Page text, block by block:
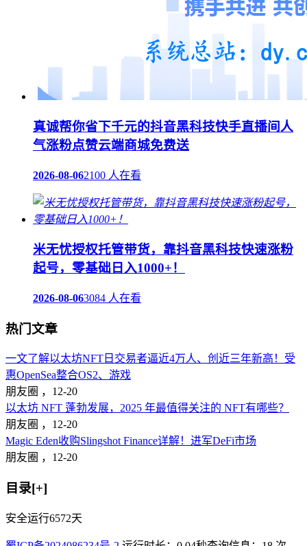
真诚帮你省下千元的抖音黑科技快手直播间人
气涨粉点赞云端商城免费送
2026-08-062100 人在看
米无忧授权托管带货，靠抖音黑科技快速涨粉
起号，零基础日入1000+！
2026-08-063084 人在看
热门文章
一文了解以太坊NFT日交易者逼近4万人、创近三年新高！受
惠OpenSea整合OS2、游戏
朋友圈 ， 12-20
以太坊 NFT 蓬勃发展，2025 年最值得关注的 NFT有哪些？
朋友圈 ， 12-20
Magic Eden收购Slingshot Finance详解！进军DeFi市场
朋友圈 ， 12-20
目录[+]
安全运行6572天